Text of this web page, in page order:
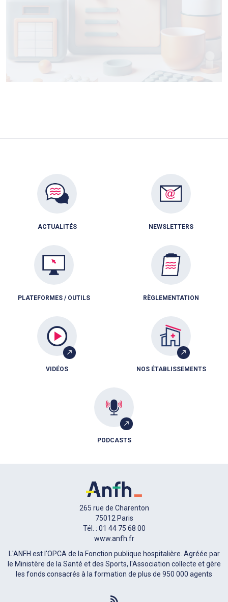
ACTUALITÉS NEWSLETTERS
PLATEFORMES / OUTILS RÈGLEMENTATION
VIDÉOS NOS ÉTABLISSEMENTS
PODCASTS
265 rue de Charenton
75012 Paris
Tél. : 01 44 75 68 00
www.anfh.fr
L'ANFH est l'OPCA de la Fonction publique hospitalière. Agréée par
le Ministère de la Santé et des Sports, l'Association collecte et gère
les fonds consacrés à la formation de plus de 950 000 agents